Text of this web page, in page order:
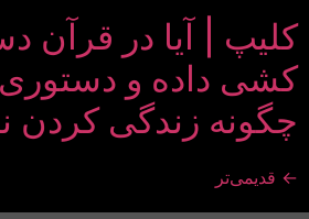
کلیپ | آیا در قرآن
کشی داده و دستوری
چگونه زندگی کردن
← قدیمی‌تر